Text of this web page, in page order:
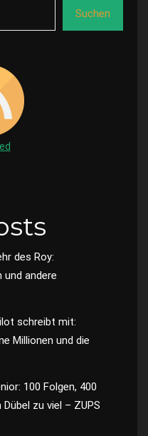
Suchen
des Roy:
und andere
schreibt mit:
Millionen und die
100 Folgen, 400
zu viel – ZUPS